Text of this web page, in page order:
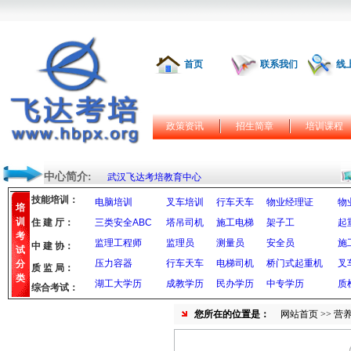
首页 联系我们 线
政策资讯 招生简章 培训课程
中心简介: 武汉飞达考培教育中心
培
训
考
试
分
类
技能培训： 电脑培训 叉车培训 行车天车 物业经理证
物
三类安全ABC
塔吊司机 施工电梯 架子工
起
监理工程师
监理员 测量员 安全员
施
压力容器
行车天车 电梯司机 桥门式起重机
叉
湖工大学历
成教学历 民办学历 中专学历 质
住 建 厅：
中 建 协：
质 监 局：
综合考试：
您所在的位置是： 网站首页 >> 营